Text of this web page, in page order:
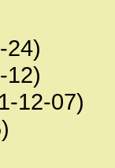
24)
12)
12-07)